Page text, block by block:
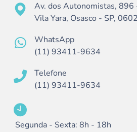
Av. dos Autonomistas,
Vila Yara, Osasco - SP,
WhatsApp
(11) 93411-9634
Telefone
(11) 93411-9634
Segunda - Sexta: 8h - 18h